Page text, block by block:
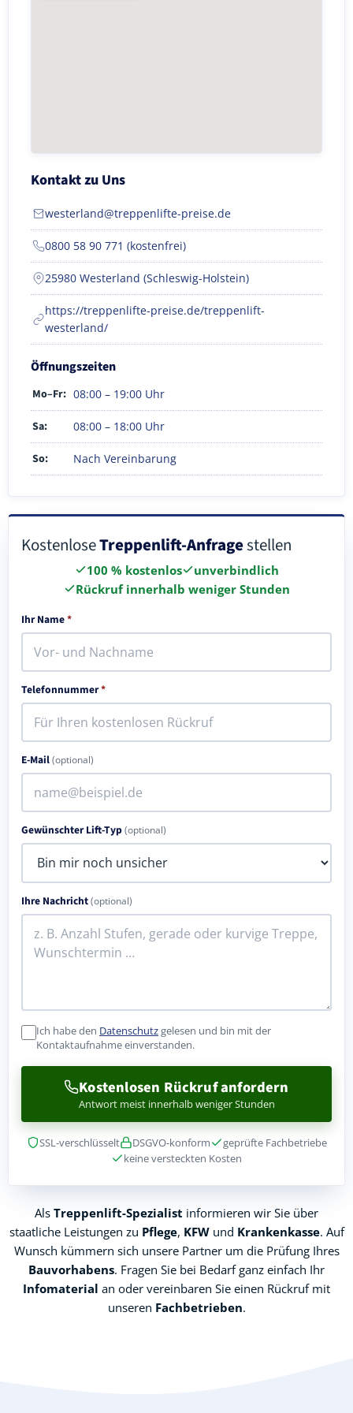
Kontakt zu Uns
westerland@treppenlifte-preise.de
0800 58 90 771 (kostenfrei)
25980 Westerland (Schleswig-Holstein)
https://treppenlifte-preise.de/treppenlift-
westerland/
Öffnungszeiten
Mo–Fr: 08:00 – 19:00 Uhr
Sa: 08:00 – 18:00 Uhr
So: Nach Vereinbarung
KostenloseTreppenlift-Anfragestellen
100 % kostenlos
unverbindlich
Rückruf innerhalb weniger Stunden
Ihr Name*
Telefonnummer*
E-Mail(optional)
Gewünschter Lift-Typ(optional)
Ihre Nachricht(optional)
Ich habe den Datenschutzgelesen und bin mit der
Kontaktaufnahme einverstanden.
Kostenlosen Rückruf anfordern
Antwort meist innerhalb weniger Stunden
SSL-verschlüsselt DSGVO-konform
geprüfte Fachbetriebe
keine versteckten Kosten
Als Treppenlift-Spezialist informieren wir Sie über
staatliche Leistungen zu Pflege, KFWund Krankenkasse. Auf
Wunsch kümmern sich unsere Partner um die Prüfung Ihres
Bauvorhabens. Fragen Sie bei Bedarf ganz einfach Ihr
Infomaterial an oder vereinbaren Sie einen Rückruf mit
unseren Fachbetrieben.